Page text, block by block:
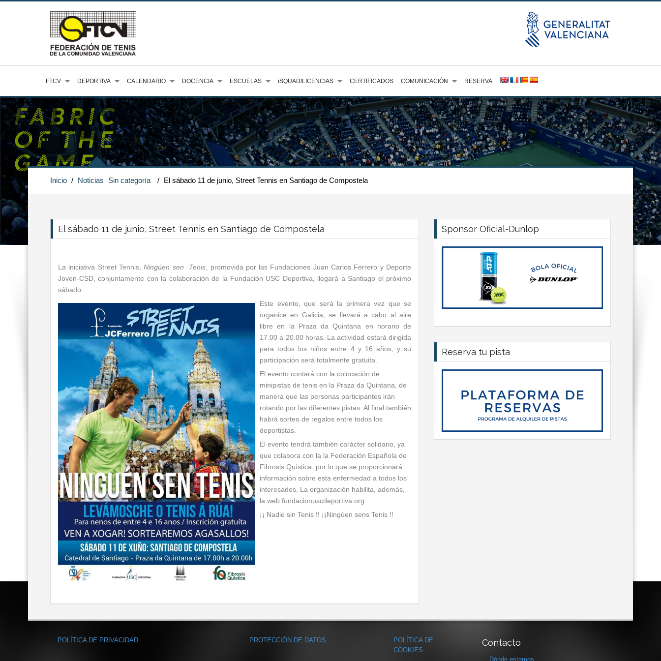
FTCV DEPORTIVA CALENDARIO DOCENCIA ESCUELAS iSQUAD/LICENCIAS CERTIFICADOS COMUNICACIÓN RESERVA
Inicio / Noticias Sin categoría / El sábado 11 de junio, Street Tennis en Santiago de Compostela
El sábado 11 de junio, Street Tennis en Santiago de Compostela
La iniciativa Street Tennis,Ningúen sen Tenis , promovida por las Fundaciones Juan Carlos Ferrero y Deporte
Joven-CSD, conjuntamente con la colaboración de la Fundación USC Deportiva, llegará a Santiago el próximo
sábado.
Este evento, que será la primera vez que se
organice en Galicia, se llevará a cabo al aire
libre en la Praza da Quintana en horario de
17.00 a 20.00 horas. La actividad estará dirigida
para todos los niños entre 4 y 16 años, y su
participación será totalmente gratuita.
El evento contará con la colocación de
minipistas de tenis en la Praza da Quintana, de
manera que las personas participantes irán
rotando por las diferentes pistas. Al final también
habrá sorteo de regalos entre todos los
deportistas.
El evento tendrá también carácter solidario, ya
que colabora con la la Federación Española de
Fibrosis Quística, por lo que se proporcionará
información sobre esta enfermedad a todos los
interesados. La organización habilita, además,
la web fundacionuscdeportiva.org
¡¡ Nadie sin Tenis !! ¡¡Ningúen sens Tenis !!
Sponsor Oficial-Dunlop
Reserva tu pista
POLÍTICA DE PRIVACIDAD PROTECCIÓN DE DATOS
POLÍTICA DE
COOKIES
Contacto
Dónde estamos